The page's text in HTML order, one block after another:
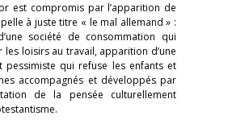
est compromis par l’apparition de
à juste titre « le mal allemand » :
société de consommation qui
loisirs au travail, apparition d’une
pessimiste qui refuse les enfants et
accompagnés et développés par
de la pensée culturellement